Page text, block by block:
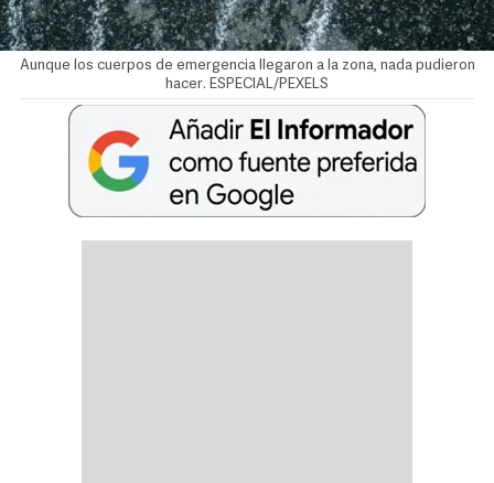
Aunque los cuerpos de emergencia llegaron a la zona, nada pudieron
hacer. ESPECIAL/PEXELS